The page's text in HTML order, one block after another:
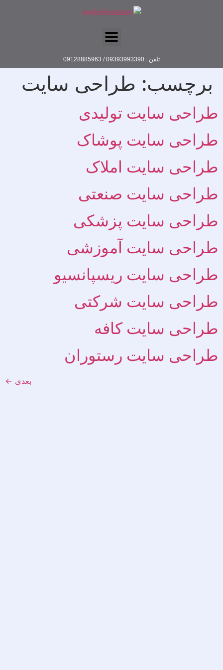
تلفن : 09393993390 / 09128885963
برچسب: طراحی سایت
طراحی سایت تولیدی
طراحی سایت پوشاک
طراحی سایت املاک
طراحی سایت صنعتی
طراحی سایت پزشکی
طراحی سایت آموزشی
طراحی سایت ریسپانسیو
طراحی سایت شرکتی
طراحی سایت کافه
طراحی سایت رستوران
بعدی ←